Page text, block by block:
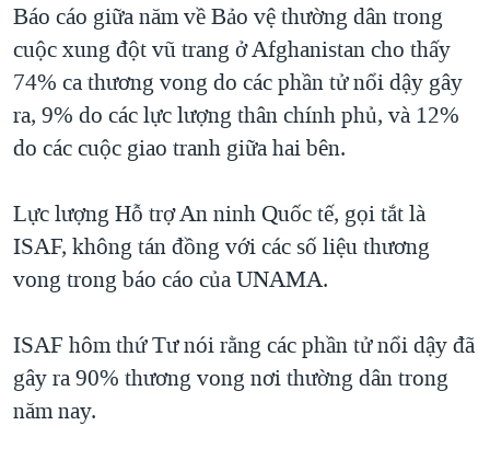
Báo cáo giữa năm về Bảo vệ thường dân trong
cuộc xung đột vũ trang ở Afghanistan cho thấy
74% ca thương vong do các phần tử nổi dậy gây
ra, 9% do các lực lượng thân chính phủ, và 12%
do các cuộc giao tranh giữa hai bên.
Lực lượng Hỗ trợ An ninh Quốc tế, gọi tắt là
ISAF, không tán đồng với các số liệu thương
vong trong báo cáo của UNAMA.
ISAF hôm thứ Tư nói rằng các phần tử nổi dậy đã
gây ra 90% thương vong nơi thường dân trong
năm nay.